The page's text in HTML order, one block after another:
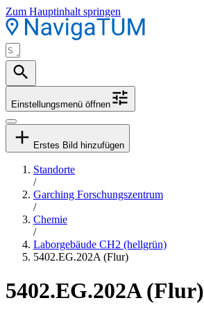
Zum Hauptinhalt springen
Einstellungsmenü öffnen
Erstes Bild hinzufügen
Standorte
/
Garching Forschungszentrum
/
Chemie
/
Laborgebäude CH2 (hellgrün)
5402.EG.202A (Flur)
5402.EG.202A (Flur)